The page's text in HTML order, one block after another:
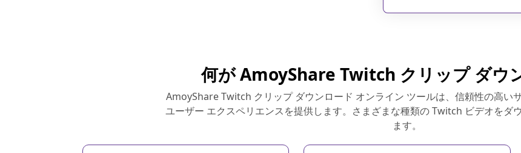
何が AmoyShare Twitch クリップ ダウ
AmoyShare Twitch クリップ ダウンロード オンライン ツールは、信頼性の高い
ユーザー エクスペリエンスを提供します。さまざまな種類の Twitch ビデオをダ
ます。